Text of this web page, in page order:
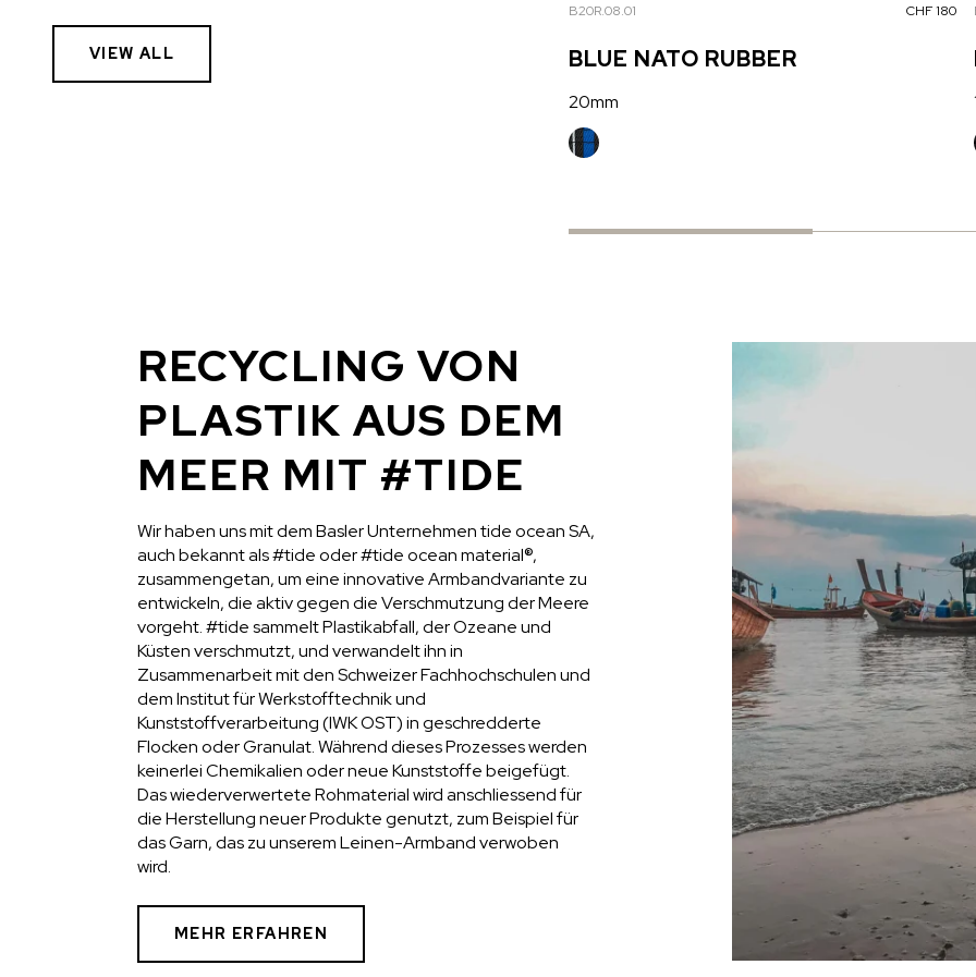
VIEW ALL
B20R.08.01 CHF 180
BLUE NATO RUBBER
20mm
RECYCLING VON
PLASTIK AUS DEM
MEER MIT #TIDE
Wir haben uns mit dem Basler Unternehmen tide ocean SA,
auch bekannt als #tide oder #tide ocean material®,
zusammengetan, um eine innovative Armbandvariante zu
entwickeln, die aktiv gegen die Verschmutzung der Meere
vorgeht. #tide sammelt Plastikabfall, der Ozeane und
Küsten verschmutzt, und verwandelt ihn in
Zusammenarbeit mit den Schweizer Fachhochschulen und
dem Institut für Werkstofftechnik und
Kunststoffverarbeitung (IWK OST) in geschredderte
Flocken oder Granulat. Während dieses Prozesses werden
keinerlei Chemikalien oder neue Kunststoffe beigefügt.
Das wiederverwertete Rohmaterial wird anschliessend für
die Herstellung neuer Produkte genutzt, zum Beispiel für
das Garn, das zu unserem Leinen-Armband verwoben
wird.
MEHR ERFAHREN